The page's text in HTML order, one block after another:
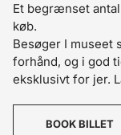
Et begrænset
køb.
Besøger I museet
forhånd, og i god
eksklusivt for jer.
BOOK BILLET